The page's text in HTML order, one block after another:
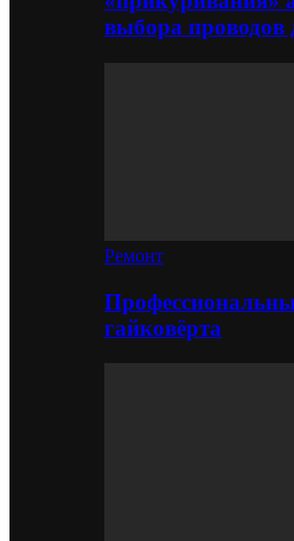
выбора проводов
Ремонт
гайковёрта